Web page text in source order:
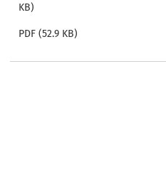
KB)
PDF (52.9 KB)